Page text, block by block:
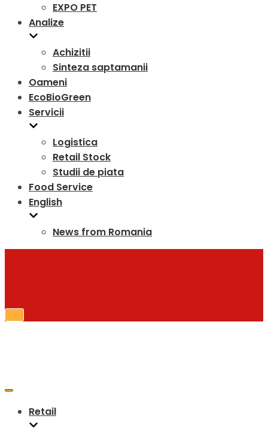
EXPO PET
Analize
Achizitii
Sinteza saptamanii
Oameni
EcoBioGreen
Servicii
Logistica
Retail Stock
Studii de piata
Food Service
English
News from Romania
Toggle
Toggle
Retail